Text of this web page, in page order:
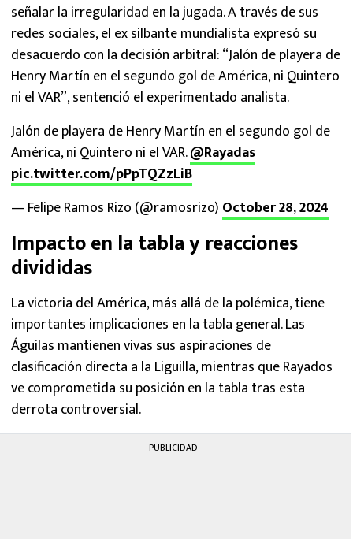
señalar la irregularidad en la jugada. A través de sus
redes sociales, el ex silbante mundialista expresó su
desacuerdo con la decisión arbitral: “Jalón de playera de
Henry Martín en el segundo gol de América, ni Quintero
ni el VAR”, sentenció el experimentado analista.
Jalón de playera de Henry Martín en el segundo gol de
América, ni Quintero ni el VAR.@Rayadas
pic.twitter.com/pPpTQZzLiB
— Felipe Ramos Rizo (@ramosrizo) October 28, 2024
Impacto en la tabla y reacciones
divididas
La victoria del América, más allá de la polémica, tiene
importantes implicaciones en la tabla general. Las
Águilas mantienen vivas sus aspiraciones de
clasificación directa a la Liguilla, mientras que Rayados
ve comprometida su posición en la tabla tras esta
derrota controversial.
PUBLICIDAD